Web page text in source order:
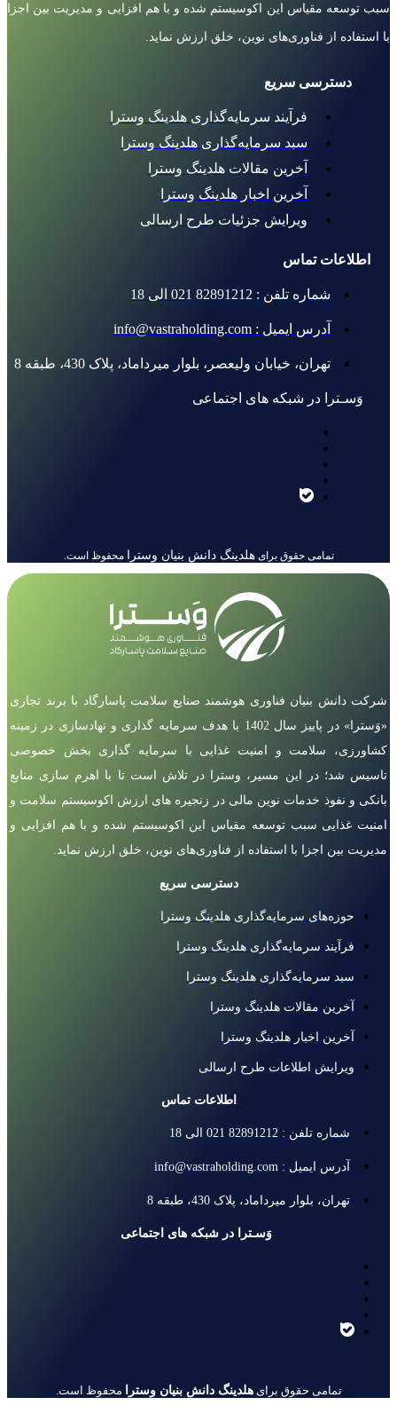
سبب توسعه مقیاس این اکوسیستم شده و با هم افزایی و مدیریت بین اجزا
با استفاده از فناوری‌های نوین، خلق ارزش نماید.
دسترسی سریع
فرآیند سرمایه‌گذاری هلدینگ وسترا
سبد سرمایه‌گذاری هلدینگ وسترا
آخرین مقالات هلدینگ وسترا
آخرین اخبار هلدینگ وسترا
ویرایش جزئیات طرح ارسالی
اطلاعات تماس
شماره تلفن : 82891212 021 الی 18
آدرس ایمیل : info@vastraholding.com
تهران، خیابان ولیعصر، بلوار میرداماد، پلاک 430، طبقه 8
وَسـترا در شبکه های اجتماعی
تمامی حقوق برایهلدینگ دانش بنیان وسترا محفوظ است.
شرکت دانش بنیان فناوری هوشمند صنایع سلامت پاسارگاد با برند تجاری
«وَسترا» در پاییز سال 1402 با هدف سرمایه گذاری و نهادسازی در زمینه
کشاورزی، سلامت و امنیت غذایی با سرمایه گذاری بخش خصوصی
تاسیس شد؛ در این مسیر، وسترا در تلاش است تا با اهرم سازی منابع
بانکی و نفوذ خدمات نوین مالی در زنجیره های ارزش اکوسیستم سلامت و
امنیت غذایی سبب توسعه مقیاس این اکوسیستم شده و با هم افزایی و
مدیریت بین اجزا با استفاده از فناوری‌های نوین، خلق ارزش نماید.
دسترسی سریع
حوزه‌های سرمایه‌گذاری هلدینگ وسترا
فرآیند سرمایه‌گذاری هلدینگ وسترا
سبد سرمایه‌گذاری هلدینگ وسترا
آخرین مقالات هلدینگ وسترا
آخرین اخبار هلدینگ وسترا
ویرایش اطلاعات طرح ارسالی
اطلاعات تماس
شماره تلفن : 82891212 021 الی 18
آدرس ایمیل : info@vastraholding.com
تهران، بلوار میرداماد، پلاک 430، طبقه 8
وَسـترا در شبکه های اجتماعی
تمامی حقوق برایهلدینگ دانش بنیان وسترا محفوظ است.